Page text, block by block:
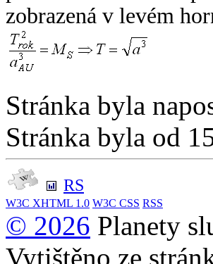
zobrazená v levém
Stránka byla
Stránka byla od
RS
W3C XHTML 1.0 W3C CSS RSS
© 2026 Planety
Vytištěno ze